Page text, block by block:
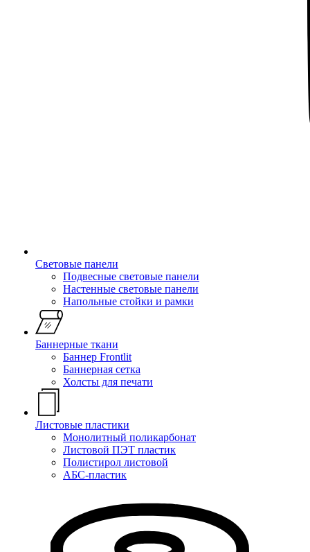
Световые панели
Подвесные световые панели
Настенные световые панели
Напольные стойки и рамки
Баннерные ткани
Баннер Frontlit
Баннерная сетка
Холсты для печати
Листовые пластики
Монолитный поликарбонат
Листовой ПЭТ пластик
Полистирол листовой
АБС-пластик